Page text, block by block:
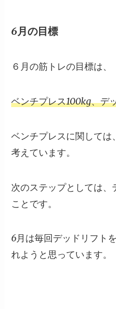
6月の目標
６月の筋トレの目標は、
ベンチプレス100kg、デ
ベンチプレスに関しては
考えています。
次のステップとしては
ことです。
6月は毎回デッドリフト
れようと思っています。